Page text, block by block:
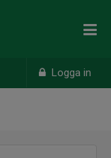
Logga in